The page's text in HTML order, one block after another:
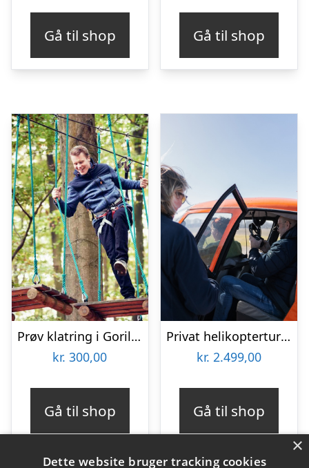
Gå til shop Gå til shop
Prøv klatring i Gorilla Park
kr. 300,00
Gå til shop
Privat helikoptertur med HeliCompany
kr. 2.499,00
Gå til shop
×
Dette website bruger tracking cookies